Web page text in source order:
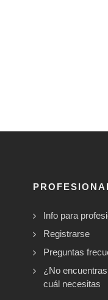
Info para
Registrarse
Preguntas
¿No
cuál necesitas